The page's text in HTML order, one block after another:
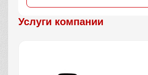
Услуги компании